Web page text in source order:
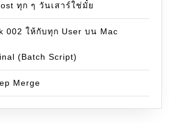
ทุก ๆ วันเสาร์ใช่มั๋ย
002 ให้กับทุก User บน Mac
(Batch Script)
Merge